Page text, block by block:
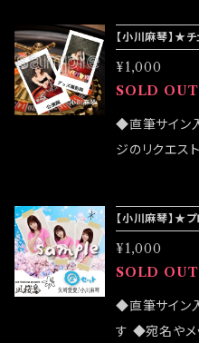
お客様はこち
をお願い致し
ト「全ベット
【小川麻琴】★
¥1,000
SOLD OUT
◆直筆サイン
ジのリクエス
実にお手にし
ョップでのご
22/11/13 イベ
ます
【小川麻琴】★
¥1,000
SOLD OUT
◆直筆サイン
す ◆宛名やメ